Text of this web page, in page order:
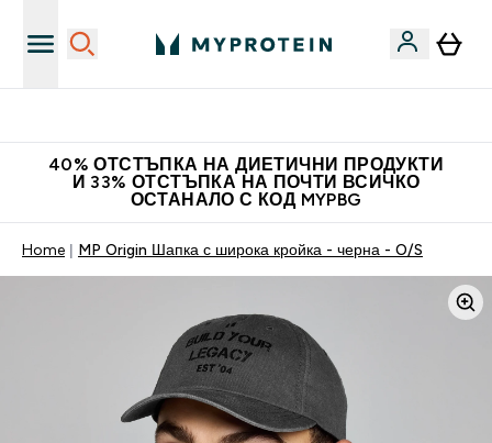
40% ОТСТЪПКА НА ДИЕТИЧНИ ПРОДУКТИ
И 33% ОТСТЪПКА НА ПОЧТИ ВСИЧКО
ОСТАНАЛО С КОД MYPBG
Home MP Origin Шапка с широка кройка - черна - O/S